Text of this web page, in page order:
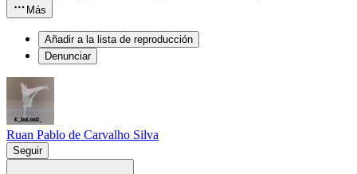
Más
Añadir a la lista de reproducción
Denunciar
Ruan Pablo de Carvalho Silva
Seguir